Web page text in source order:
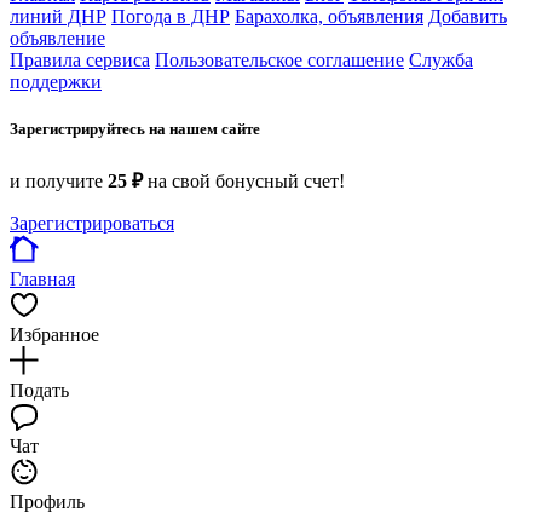
линий ДНР Погода в ДНР Барахолка, объявления Добавить
объявление
Правила сервиса Пользовательское соглашение Служба
поддержки
Зарегистрируйтесь на нашем сайте
и получите 25 ₽на свой бонусный счет!
Зарегистрироваться
Главная
Избранное
Подать
Чат
Профиль